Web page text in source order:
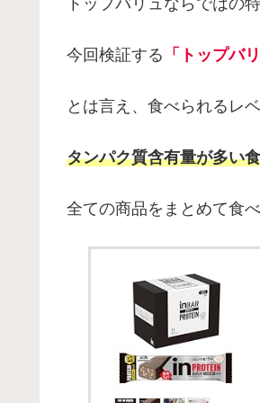
今回検証する 「トップバ
とは言え、食べられるレ
タンパク質含有量が多い
全ての商品をまとめて食